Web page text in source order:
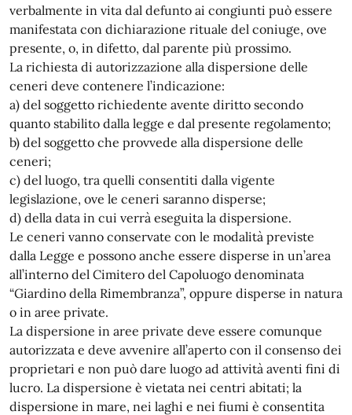
verbalmente in vita dal defunto ai congiunti può essere
manifestata con dichiarazione rituale del coniuge, ove
presente, o, in difetto, dal parente più prossimo.
La richiesta di autorizzazione alla dispersione delle
ceneri deve contenere l’indicazione:
a) del soggetto richiedente avente diritto secondo
quanto stabilito dalla legge e dal presente regolamento;
b) del soggetto che provvede alla dispersione delle
ceneri;
c) del luogo, tra quelli consentiti dalla vigente
legislazione, ove le ceneri saranno disperse;
d) della data in cui verrà eseguita la dispersione.
Le ceneri vanno conservate con le modalità previste
dalla Legge e possono anche essere disperse in un’area
all’interno del Cimitero del Capoluogo denominata
“Giardino della Rimembranza”, oppure disperse in natura
o in aree private.
La dispersione in aree private deve essere comunque
autorizzata e deve avvenire all’aperto con il consenso dei
proprietari e non può dare luogo ad attività aventi fini di
lucro. La dispersione è vietata nei centri abitati; la
dispersione in mare, nei laghi e nei fiumi è consentita